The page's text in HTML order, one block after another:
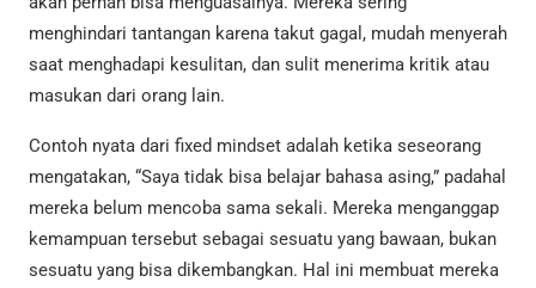
menghindari tantangan karena takut gagal, mudah menyerah
saat menghadapi kesulitan, dan sulit menerima kritik atau
masukan dari orang lain.
Contoh nyata dari fixed mindset adalah ketika seseorang
mengatakan, “Saya tidak bisa belajar bahasa asing,” padahal
mereka belum mencoba sama sekali. Mereka menganggap
kemampuan tersebut sebagai sesuatu yang bawaan, bukan
sesuatu yang bisa dikembangkan. Hal ini membuat mereka